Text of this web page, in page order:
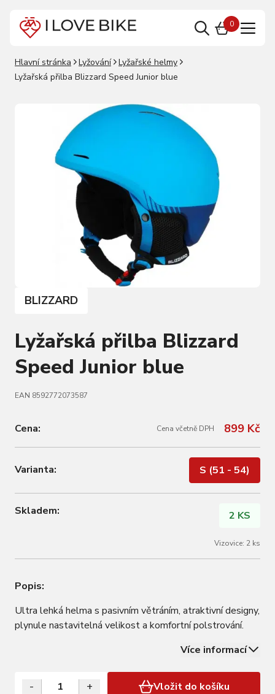
0
Hlavní stránka Lyžování
Lyžařské helmy
Lyžařská přilba Blizzard Speed Junior blue
BLIZZARD
Lyžařská přilba Blizzard
Speed Junior blue
EAN 8592772073587
Cena: Cena včetně DPH 899 Kč
Varianta: S (51 - 54)
Skladem: 2 KS
Vizovice: 2 ks
Popis:
Ultra lehká helma s pasivním větráním, atraktivní designy,
plynule nastavitelná velikost a komfortní polstrování.
Více informací
- + Vložit do košíku